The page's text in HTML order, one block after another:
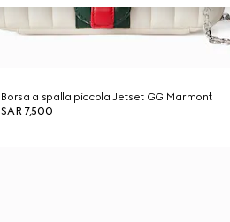
Borsa a spalla piccola Jetset GG Marmont
SAR 7,500